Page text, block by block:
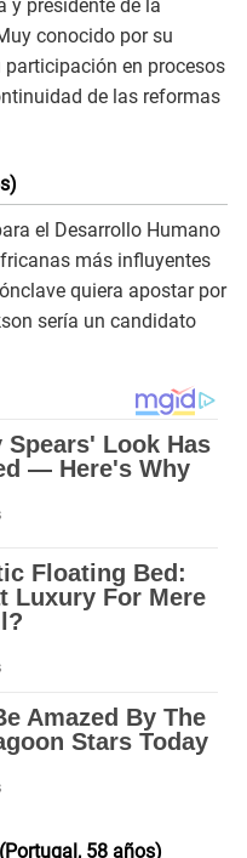
y presidente de la
conocido por su
en procesos
de las reformas
el Desarrollo Humano
más influyentes
quiera apostar por
sería un candidato
58 años)